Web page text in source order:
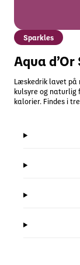
Sparkles
Aqua
Læskedrik lavet på
kulsyre og naturlig
kalorier. Findes i